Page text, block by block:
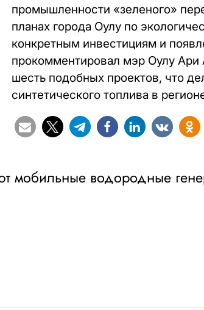
промышленности «зеленого»
планах города Оулу по
конкретным инвестициям и
прокомментировал мэр Оулу Ари
шесть подобных проектов, что
синтетического топлива в
мобильные водородные